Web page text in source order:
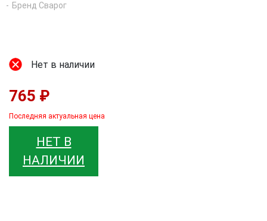
Бренд Сварог
Нет в наличии
765 ₽
Последняя актуальная цена
НЕТ В
НАЛИЧИИ